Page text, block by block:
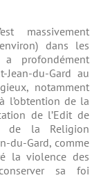
massivement
dans les
a profondément
du-Gard au
notamment
l’obtention de la
de l’Edit de
de la Religion
du-Gard, comme
la violence des
sa foi